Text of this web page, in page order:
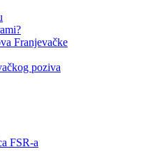
Franjevačke
poziva
FSR-a